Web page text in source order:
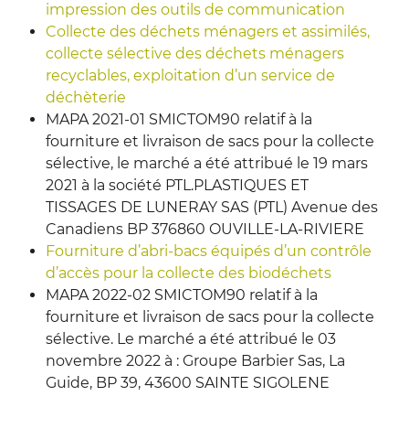
impression des outils de communication
Collecte des déchets ménagers et assimilés,
collecte sélective des déchets ménagers
recyclables, exploitation d’un service de
déchèterie
MAPA 2021-01 SMICTOM90 relatif à la
fourniture et livraison de sacs pour la collecte
sélective, le marché a été attribué le 19 mars
2021 à la société PTL.PLASTIQUES ET
TISSAGES DE LUNERAY SAS (PTL) Avenue des
Canadiens BP 376860 OUVILLE-LA-RIVIERE
Fourniture d’abri-bacs équipés d’un contrôle
d’accès pour la collecte des biodéchets
MAPA 2022-02 SMICTOM90 relatif à la
fourniture et livraison de sacs pour la collecte
sélective. Le marché a été attribué le 03
novembre 2022 à : Groupe Barbier Sas, La
Guide, BP 39, 43600 SAINTE SIGOLENE